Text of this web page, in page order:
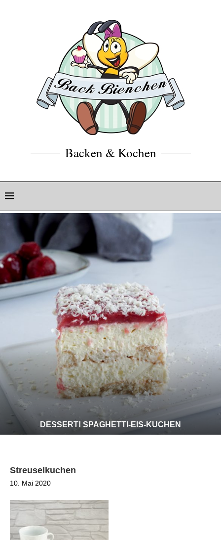
Backen & Kochen
DESSERT! SPAGHETTI-EIS-KUCHEN
Streuselkuchen
10. Mai 2020